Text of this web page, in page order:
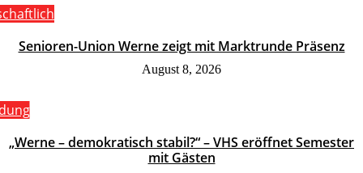
Senioren-Union Werne zeigt mit Marktrunde Präsenz
August 8, 2026
„Werne – demokratisch stabil?“ – VHS eröffnet Semester
mit Gästen